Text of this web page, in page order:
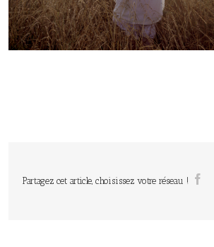
Partagez cet article, choisissez votre réseau !